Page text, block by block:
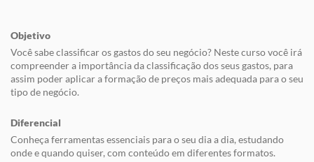
Objetivo
Você sabe classificar os gastos do seu negócio? Neste curso você irá
compreender a importância da classificação dos seus gastos, para
assim poder aplicar a formação de preços mais adequada para o seu
tipo de negócio.
Diferencial
Conheça ferramentas essenciais para o seu dia a dia, estudando
onde e quando quiser, com conteúdo em diferentes formatos.